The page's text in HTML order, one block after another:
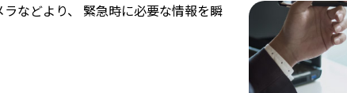
などより、 緊急時に必要な情報を瞬